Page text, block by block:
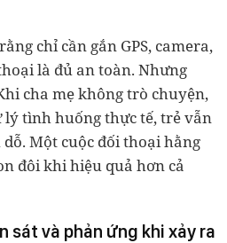
chỉ cần gắn GPS, camera,
là đủ an toàn. Nhưng
cha mẹ không trò chuyện,
lý tình huống thực tế, trẻ vẫn
Một cuộc đối thoại hằng
đôi khi hiệu quả hơn cả
sát và phản ứng khi xảy ra